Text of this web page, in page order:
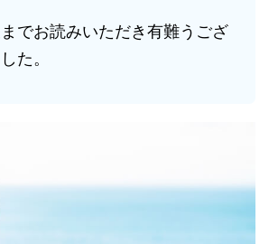
でお読みいただき有難うござ
た。